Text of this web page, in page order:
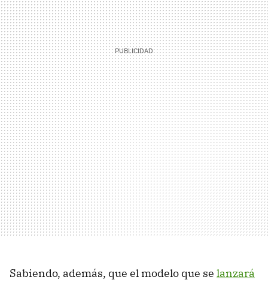
Sabiendo, además, que el modelo que se lanzará